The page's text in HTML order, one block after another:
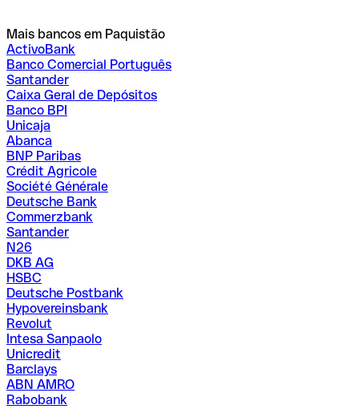
Mais bancos em Paquistão
ActivoBank
Banco Comercial Português
Santander
Caixa Geral de Depósitos
Banco BPI
Unicaja
Abanca
BNP Paribas
Crédit Agricole
Société Générale
Deutsche Bank
Commerzbank
Santander
N26
DKB AG
HSBC
Deutsche Postbank
Hypovereinsbank
Revolut
Intesa Sanpaolo
Unicredit
Barclays
ABN AMRO
Rabobank